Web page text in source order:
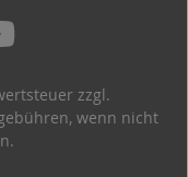
zzgl.
wenn nicht